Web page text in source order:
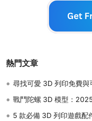
熱門文章
• 尋找可愛 3D 列印免費
• 戰鬥陀螺 3D 模型：
• 5 款必備 3D 列印遊戲配